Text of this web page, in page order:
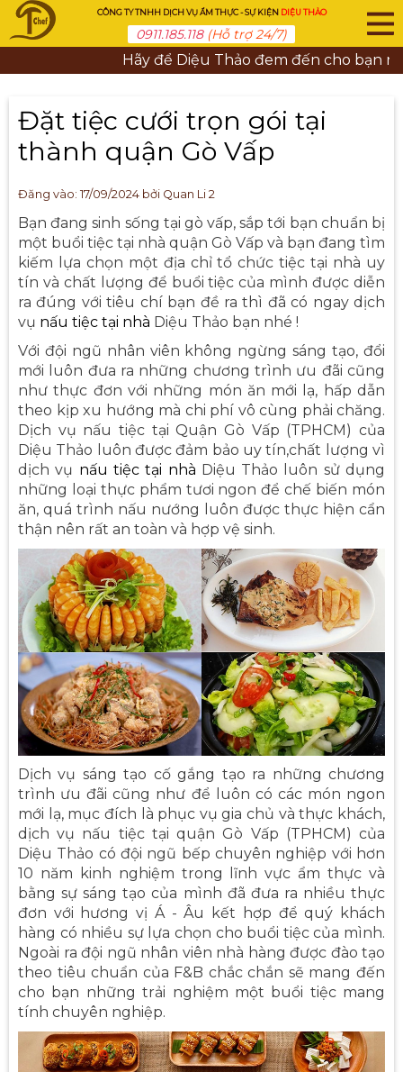
CÔNG TY TNHH DỊCH VỤ ẨM THỰC - SỰ KIỆN DIỆU THẢO
0911.185.118 (Hỗ trợ 24/7)
Hãy để Diệu Thảo đem đến cho bạn
Đặt tiệc cưới trọn gói tại
thành quận Gò Vấp
Đăng vào: 17/09/2024 bởi Quan Li 2
Bạn đang sinh sống tại gò vấp, sắp tới bạn chuẩn bị
một buổi tiệc tại nhà quận Gò Vấp và bạn đang tìm
kiếm lựa chọn một địa chỉ tổ chức tiệc tại nhà uy
tín và chất lượng để buổi tiệc của mình được diễn
ra đúng với tiêu chí bạn đề ra thì đã có ngay dịch
vụ nấu tiệc tại nhà Diệu Thảo bạn nhé !
Với đội ngũ nhân viên không ngừng sáng tạo, đổi
mới luôn đưa ra những chương trình ưu đãi cũng
như thực đơn với những món ăn mới lạ, hấp dẫn
theo kịp xu hướng mà chi phí vô cùng phải chăng.
Dịch vụ nấu tiệc tại Quận Gò Vấp (TPHCM) của
Diệu Thảo luôn được đảm bảo uy tín,chất lượng vì
dịch vụ nấu tiệc tại nhà Diệu Thảo luôn sử dụng
những loại thực phẩm tươi ngon để chế biến món
ăn, quá trình nấu nướng luôn được thực hiện cẩn
thận nên rất an toàn và hợp vệ sinh.
Dịch vụ sáng tạo cố gắng tạo ra những chương
trình ưu đãi cũng như để luôn có các món ngon
mới lạ, mục đích là phục vụ gia chủ và thực khách,
dịch vụ nấu tiệc tại quận Gò Vấp (TPHCM) của
Diệu Thảo có đội ngũ bếp chuyên nghiệp với hơn
10 năm kinh nghiệm trong lĩnh vực ẩm thực và
bằng sự sáng tạo của mình đã đưa ra nhiều thực
đơn với hương vị Á - Âu kết hợp để quý khách
hàng có nhiều sự lựa chọn cho buổi tiệc của mình.
Ngoài ra đội ngũ nhân viên nhà hàng được đào tạo
theo tiêu chuẩn của F&B chắc chắn sẽ mang đến
cho bạn những trải nghiệm một buổi tiệc mang
tính chuyên nghiệp.